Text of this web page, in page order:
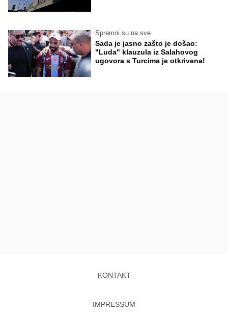
Spremni su na sve
Sada je jasno zašto je došao:
"Luda" klauzula iz Salahovog
ugovora s Turcima je otkrivena!
KONTAKT
IMPRESSUM